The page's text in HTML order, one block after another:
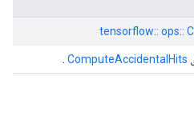
tensorflow:: ops::
ComputeAccidentalHits